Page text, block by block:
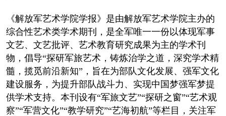
《解放军艺术学院学报》是由解放军艺术学院主办的
综合性艺术类学术期刊，是全军唯一一份以体现军事
文艺、文艺批评、艺术教育研究成果为主的学术刊
物，倡导“探研军旅艺术，铸炼治学之道，深究学术精
髓，揽觅前沿新知”，旨在为部队文化发展、强军文化
建设服务，为提升部队战斗力、实现中国梦强军梦提
供学术支持。本刊设有“军旅文艺”“探研之窗”“艺术观
察”“军营文化”“教学研究”“艺海初航”等栏目，关注军